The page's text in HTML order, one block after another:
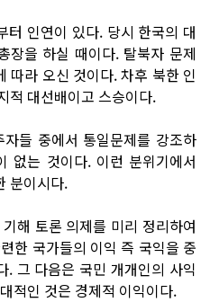
터 인연이 있다. 당시 한국의 대
장을 하실 때이다. 탈북자 문제
따라 오신 것이다. 차후 북한 인
적 대선배이고 스승이다.
들 중에서 통일문제를 강조하
없는 것이다. 이런 분위기에서
분이시다.
해 토론 의제를 미리 정리하여
한 국가들의 이익 즉 국익을 중
. 그 다음은 국민 개개인의 사익
적인 것은 경제적 이익이다.